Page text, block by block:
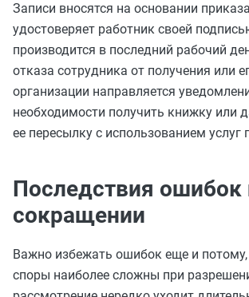
Записи вносятся на основании
удостоверяет работник своей
производится в последний рабочий
отказа сотрудника от получения или
организации направляется
необходимости получить книжку или
ее пересылку с использованием услуг
Последствия ошибок
сокращении
Важно избежать ошибок еще и
споры наиболее сложны при